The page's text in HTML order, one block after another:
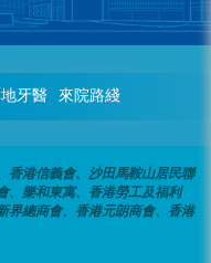
牙醫 來院路綫
香港信義會、沙田馬鞍山居民聯
、樂和東寓、香港勞工及福利
界總商會、香港元朗商會、香港